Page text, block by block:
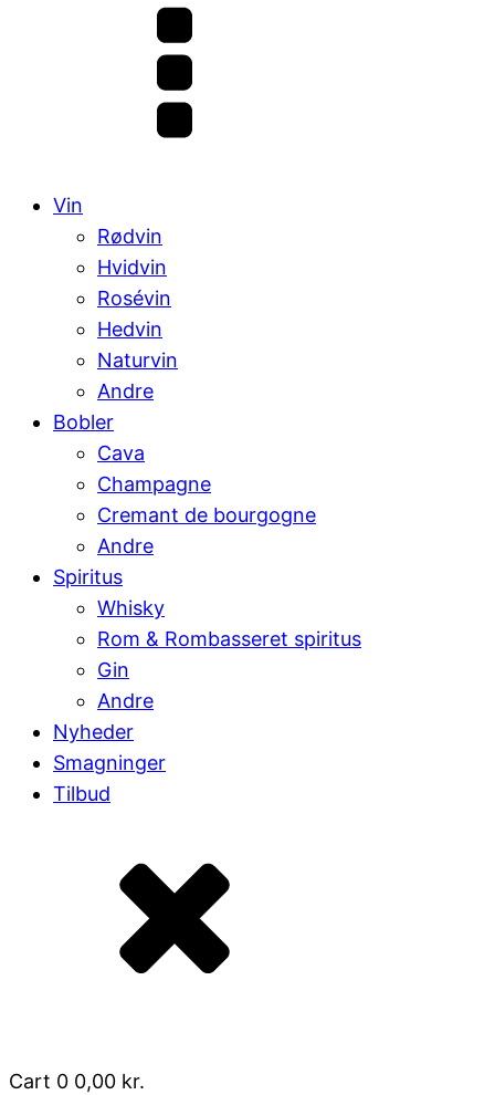
Vin
Rødvin
Hvidvin
Rosévin
Hedvin
Naturvin
Andre
Bobler
Cava
Champagne
Cremant de bourgogne
Andre
Spiritus
Whisky
Rom & Rombasseret spiritus
Gin
Andre
Nyheder
Smagninger
Tilbud
Cart 0 0,00 kr.